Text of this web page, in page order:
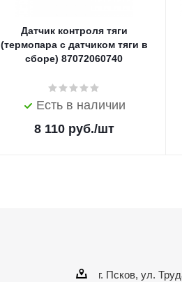
Датчик контроля тяги
(термопара с датчиком тяги в
сборе) 87072060740
Есть в наличии
8 110руб./шт
г. Псков, ул.